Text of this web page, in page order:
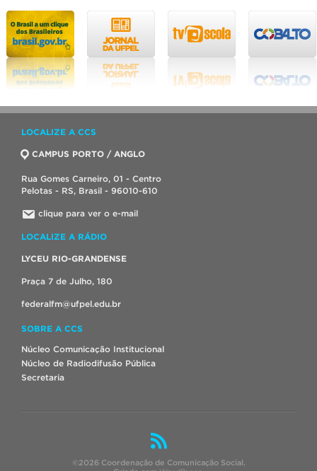
LOCALIZE A CCS
CAMPUS PORTO / ANGLO
Rua Gomes Carneiro, 01 - Centro
Pelotas - RS, Brasil - 96010-610
clique para ver o e-mail
LOCALIZE A RÁDIO
LYCEU RIO-GRANDENSE
Praça 7 de Julho, 180
federalfm@ufpel.edu.br
SOBRE A CCS
Núcleo Comunicação Institucional
Núcleo de Radiodifusão Pública
Secretaria
©2026 Coordenação de Comunicação Social.